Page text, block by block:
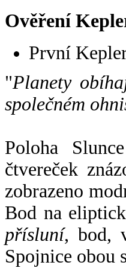
Ověření
První
"Planety
společném
Poloha
čtvereček
zobrazeno
Bod na
přísluní, bod,
Spojnice obou